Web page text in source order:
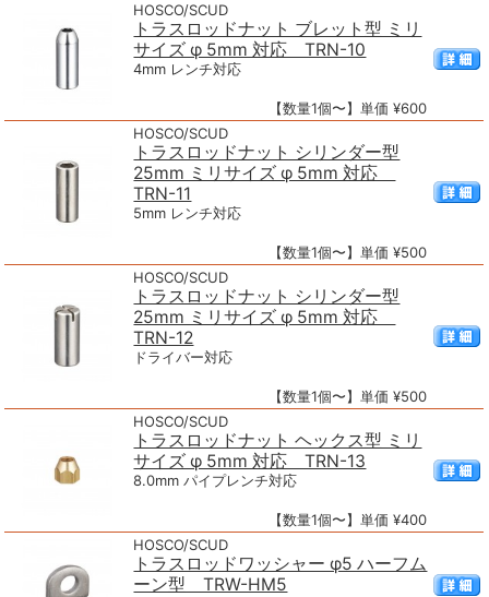
HOSCO/SCUD
トラスロッドナット ブレット型 ミリ
サイズ φ 5mm 対応 TRN-10
4mm レンチ対応
【数量1個〜】単価 ¥600
HOSCO/SCUD
トラスロッドナット シリンダー型
25mm ミリサイズ φ 5mm 対応
TRN-11
5mm レンチ対応
【数量1個〜】単価 ¥500
HOSCO/SCUD
トラスロッドナット シリンダー型
25mm ミリサイズ φ 5mm 対応
TRN-12
ドライバー対応
【数量1個〜】単価 ¥500
HOSCO/SCUD
トラスロッドナット ヘックス型 ミリ
サイズ φ 5mm 対応 TRN-13
8.0mm パイプレンチ対応
【数量1個〜】単価 ¥400
HOSCO/SCUD
トラスロッドワッシャー φ5 ハーフム
ーン型 TRW-HM5